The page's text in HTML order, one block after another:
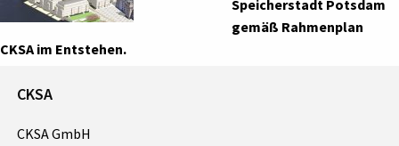
Speicherstadt Potsdam
gemäß Rahmenplan
CKSA im Entstehen.
CKSA
CKSA GmbH